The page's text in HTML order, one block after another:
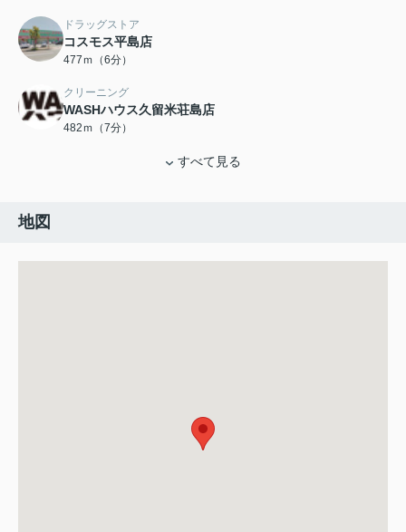
ドラッグストア
コスモス平島店
477ｍ（6分）
クリーニング
WASHハウス久留米荘島店
482ｍ（7分）
すべて見る
地図